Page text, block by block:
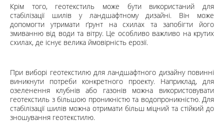
Крім того, геотекстиль може бути використаний для
стабілізації шилів у ландшафтному дизайні. Він може
допомогти утримати ґрунт на схилах та запобігти його
змиванню від води та вітру. Це особливо важливо на крутих
схилах, де існує велика ймовірність ерозії.
При виборі геотекстилю для ландшафтного дизайну повинні
виникнути потреби конкретного проекту. Наприклад, для
озеленення клубнів або газонів можна використовувати
геотекстиль з більшою проникністю та водопроникністю. Для
стабілізації шилів можна отримати більш міцний та стійкий до
зношування геотекстилю.